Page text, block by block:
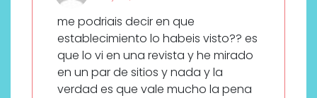
me podriais decir en que
establecimiento lo habeis visto?? es
que lo vi en una revista y he mirado
en un par de sitios y nada y la
verdad es que vale mucho la pena